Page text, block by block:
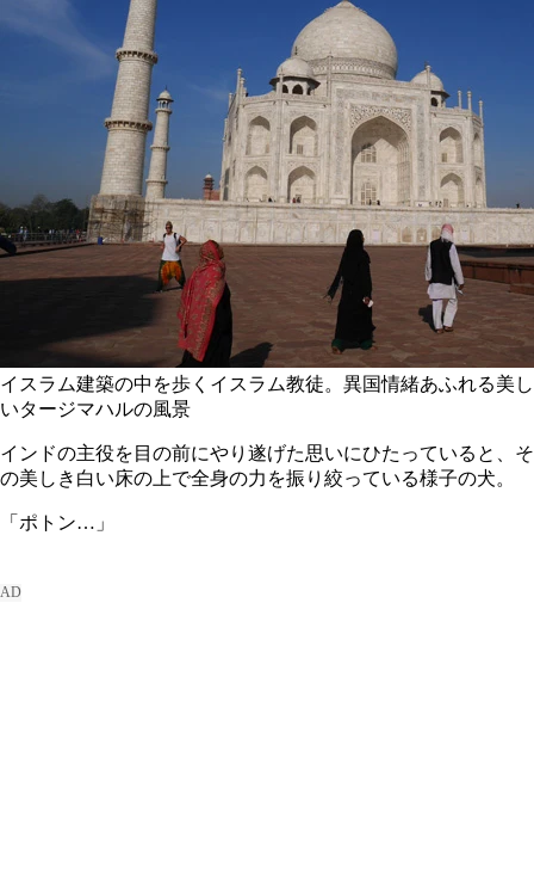
イスラム建築の中を歩くイスラム教徒。異国情緒あふれる美し
いタージマハルの風景
インドの主役を目の前にやり遂げた思いにひたっていると、そ
の美しき白い床の上で全身の力を振り絞っている様子の犬。
「ポトン…」